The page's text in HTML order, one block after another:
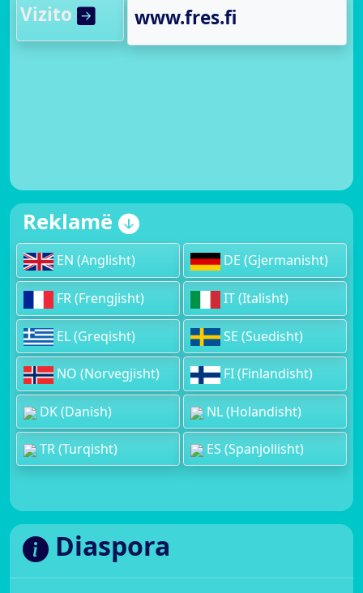
Vizito www.fres.fi
Reklamë
EN (Anglisht) DE (Gjermanisht)
FR (Frengjisht) IT (Italisht)
EL (Greqisht) SE (Suedisht)
NO (Norvegjisht) FI (Finlandisht)
DK (Danish) NL (Holandisht)
TR (Turqisht) ES (Spanjollisht)
Diaspora